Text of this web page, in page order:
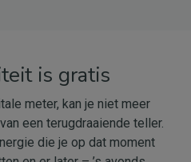
is gratis
meter, kan je niet meer
een terugdraaiende teller.
die je op dat moment